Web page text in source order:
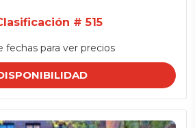
# 515
fechas para ver precios